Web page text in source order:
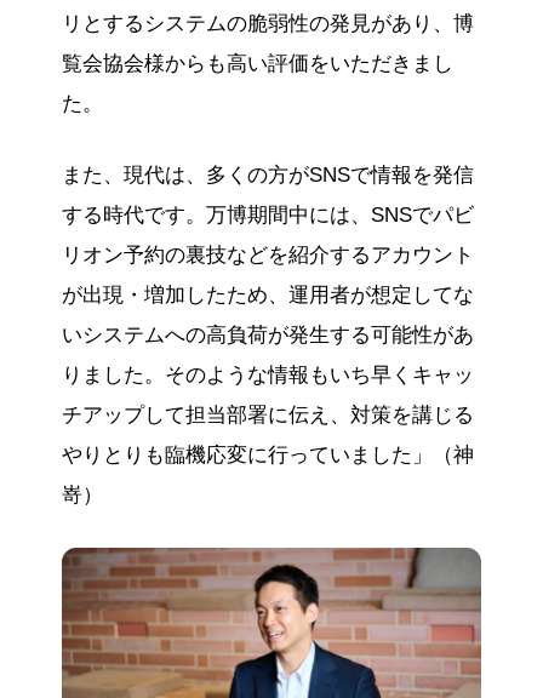
リとするシステムの脆弱性の発見があり、博
覧会協会様からも高い評価をいただきまし
た。
また、現代は、多くの方がSNSで情報を発信
する時代です。万博期間中には、SNSでパビ
リオン予約の裏技などを紹介するアカウント
が出現・増加したため、運用者が想定してな
いシステムへの高負荷が発生する可能性があ
りました。そのような情報もいち早くキャッ
チアップして担当部署に伝え、対策を講じる
やりとりも臨機応変に行っていました」（神
嵜）